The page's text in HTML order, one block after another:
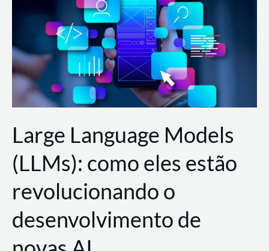
a
AWS?
Large Language Models
(LLMs): como eles estão
revolucionando o
desenvolvimento de